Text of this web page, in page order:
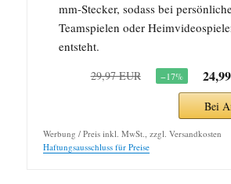
mm-Stecker, sodass bei
Teamspielen oder
entsteht.
29,97 EUR −17%
Bei
Werbung / Preis inkl. MwSt., zzgl. Versandkosten
Haftungsausschluss für Preise